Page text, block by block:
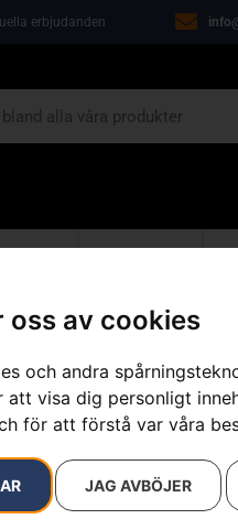
oss av cookies
och andra
visa dig personligt
för att förstå var våra
JAG AVBÖJER
erbjudanden
resultat